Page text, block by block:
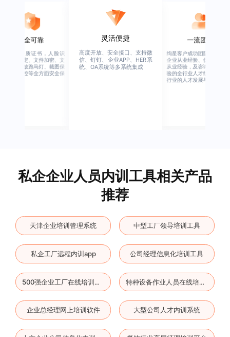
灵活便捷
度开放、安全接口、支持微
、钉钉、企业APP、HER系
、OA系统等多系统集成
一流团队
绚星客户成功团队，由有多年
企业从业经验、优秀培训机构
从业经验，及咨询公司从业经
私企企业人员内训工具相关产品
推荐
天津企业培训管理系统 中型工厂领导培训工具
私企工厂远程内训app 公司经理信息化培训工具
500强企业工厂在线培训软件 特种设备作业人员在线培训平台
企业总经理网上培训软件 大型公司人才内训系统